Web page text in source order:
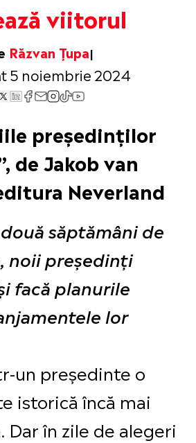
viitorul
Răzvan Țupa
5 noiembrie 2024
președinților
de Jakob van
Neverland
săptămâni de
noii președinți
facă planurile
lor
un președinte o
istorică încă mai
Dar în zile de alegeri